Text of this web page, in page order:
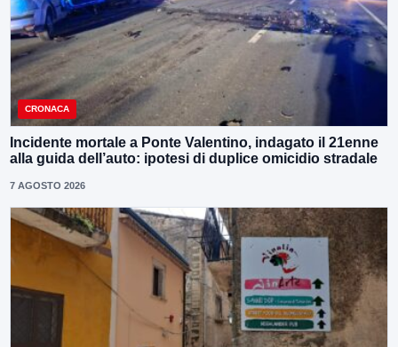
CRONACA
Incidente mortale a Ponte Valentino, indagato il 21enne
alla guida dell’auto: ipotesi di duplice omicidio stradale
7 AGOSTO 2026